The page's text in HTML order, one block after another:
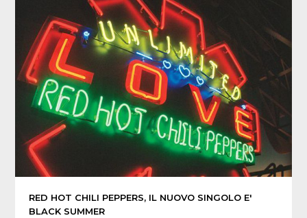
RED HOT CHILI PEPPERS, IL NUOVO SINGOLO E'
BLACK SUMMER